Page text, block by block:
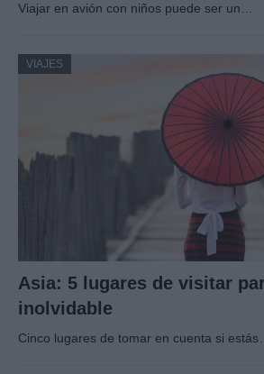
Viajar en avión con niños puede ser un…
VIAJES
Asia: 5 lugares de visitar
inolvidable
Cinco lugares de tomar en cuenta si estás…